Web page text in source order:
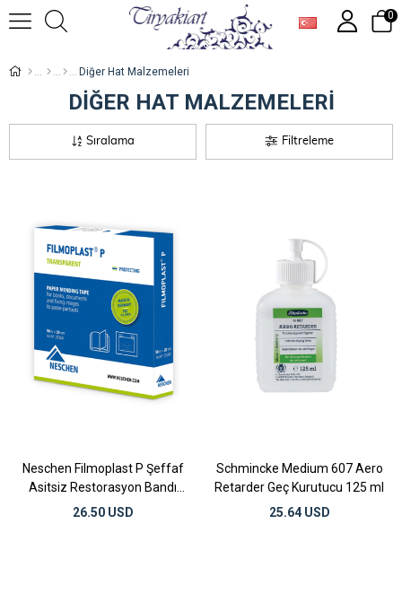
0
Diğer Hat Malzemeleri
DIĞER HAT MALZEMELERI
Filtreleme
Sıralama
Neschen Filmoplast P Şeffaf
Asitsiz Restorasyon Bandı
20mm x 50m
26.50 USD
Schmincke Medium 607 Aero
Retarder Geç Kurutucu 125 ml
25.64 USD